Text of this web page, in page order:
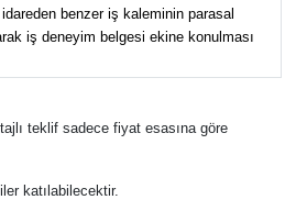
benzer iş kaleminin parasal
iş deneyim belgesi ekine konulması
teklif sadece fiyat esasına göre
katılabilecektir.